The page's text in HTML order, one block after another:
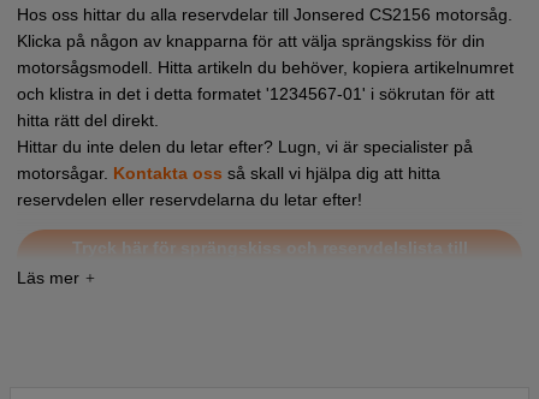
Hos oss hittar du alla reservdelar till Jonsered CS2156 motorsåg.
Klicka på någon av knapparna för att välja sprängskiss för din
motorsågsmodell. Hitta artikeln du behöver, kopiera artikelnumret
och klistra in det i detta formatet '1234567-01' i sökrutan för att
hitta rätt del direkt.
Hittar du inte delen du letar efter? Lugn, vi är specialister på
motorsågar. Kontakta oss så skall vi hjälpa dig att hitta
reservdelen eller reservdelarna du letar efter!
Tryck här för sprängskiss och reservdelslista till